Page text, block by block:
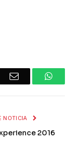
Email
NOTICIA
2016